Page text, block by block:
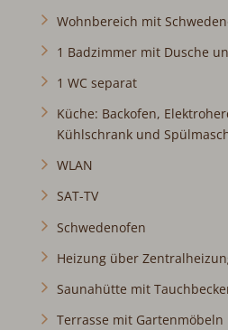
Wohnbereich mit
1 Badzimmer mit Dusche
1 WC separat
Küche: Backofen,
Kühlschrank und
WLAN
SAT-TV
Schwedenofen
Heizung über
Saunahütte mit
Terrasse mit Gartenmöbeln